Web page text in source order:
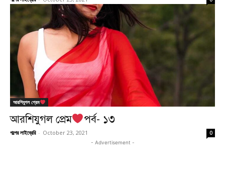
আরশিযুগল প্রেম
আরশিযুগল প্রেম পর্ব- ১৩
গল্পের লাইব্রেরি - October 23, 2021 0
- Advertisement -